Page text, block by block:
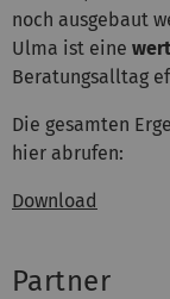
noch ausgebaut
Ulma ist eine
Beratungsalltag
Die gesamten
hier abrufen:
Download
Partner